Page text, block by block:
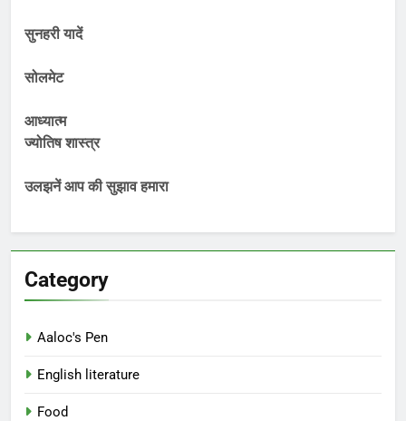
सुनहरी यादें
सोलमेट
आध्यात्म
ज्योतिष शास्त्र
उलझनें आप की सुझाव हमारा
Category
Aaloc's Pen
English literature
Food